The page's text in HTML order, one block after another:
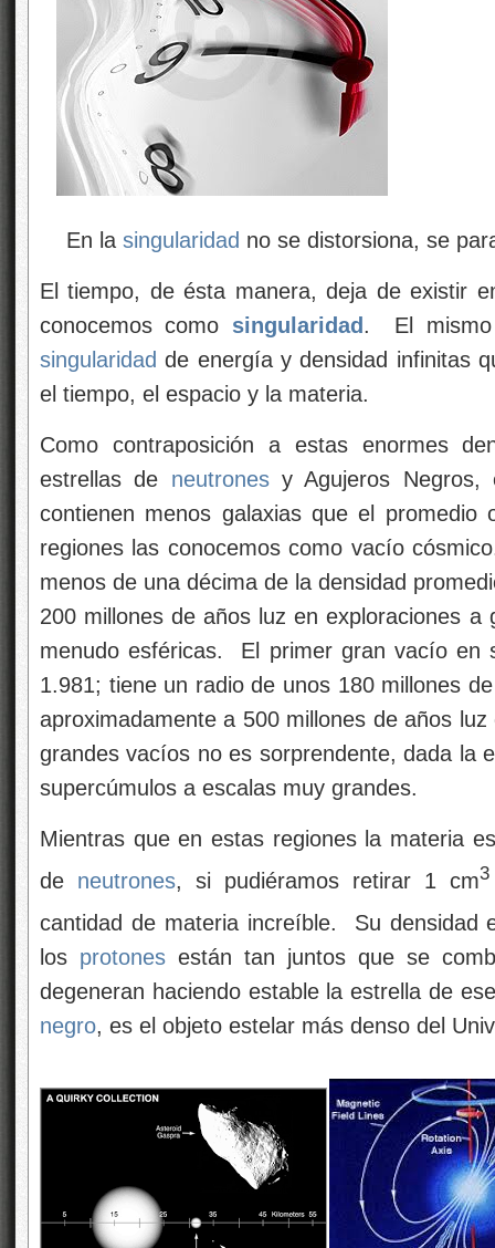
En la singularidad no se distorsiona, se
El tiempo, de ésta manera, deja de existir
conocemos como singularidad . El
singularidad de energía y densidad infinitas
el tiempo, el espacio y la materia.
Como contraposición a estas enormes
estrellas de neutronesy Agujeros Negros,
contienen menos galaxias que el promedio
regiones las conocemos como vacío
menos de una décima de la densidad
200 millones de años luz en exploraciones
menudo esféricas. El primer gran vacío en
1.981; tiene un radio de unos 180 millones
aproximadamente a 500 millones de años
grandes vacíos no es sorprendente, dada la
supercúmulos a escalas muy grandes.
Mientras que en estas regiones la materia
de neutrones, si pudiéramos retirar 1 cm3
cantidad de materia increíble. Su densidad
los protones están tan juntos que se
degeneran haciendo estable la estrella de
negro, es el objeto estelar más denso del